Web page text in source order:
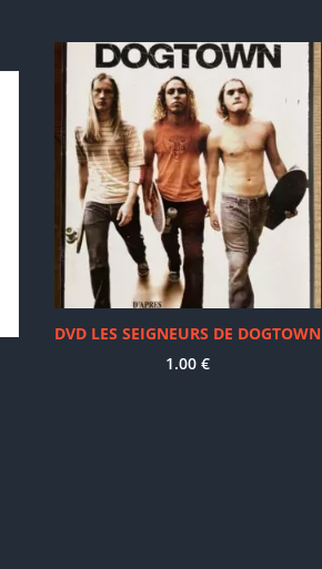
DVD LES SEIGNEURS DE DOGTOWN
1.00 €